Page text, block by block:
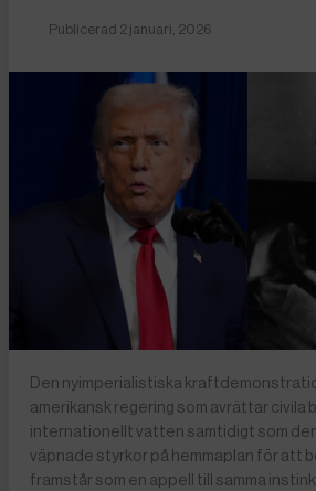
Publicerad 2 januari, 2026
Den nyimperialistiska
amerikansk regering som avrättar civila
internationellt vatten samtidigt som
väpnade styrkor på hemmaplan för att
framstår som en appell till samma